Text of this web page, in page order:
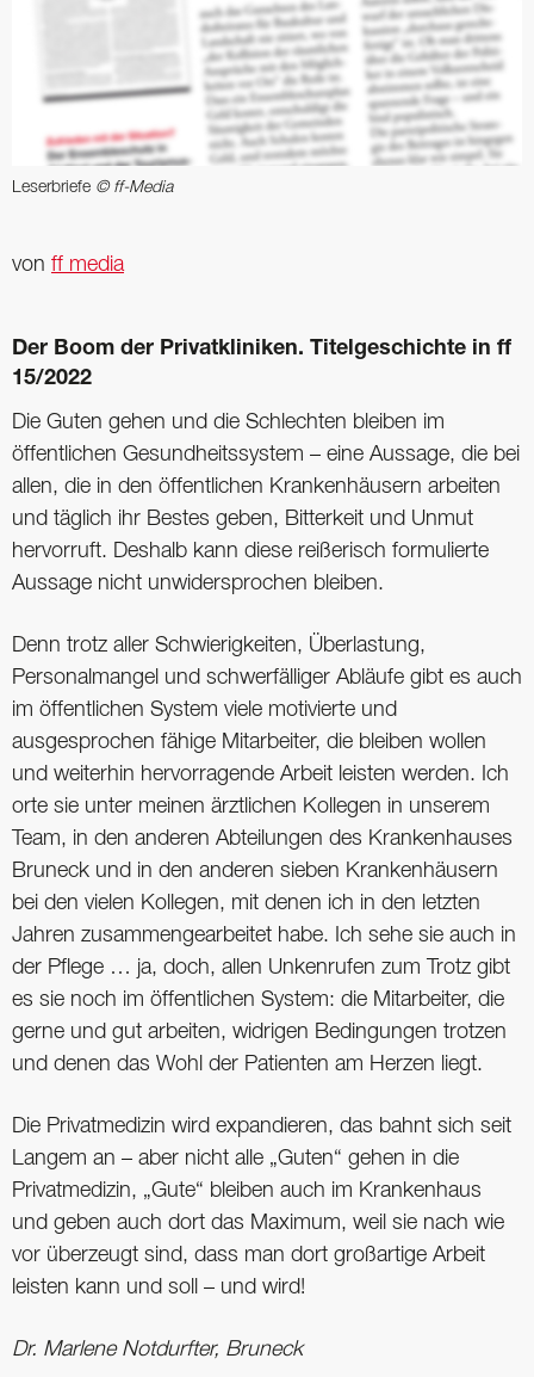
Leserbriefe © ff-Media
von ff media
Der Boom der Privat­kliniken. Titelgeschichte in ff
15/2022
Die Guten gehen und die Schlechten bleiben im
öffentlichen Gesundheitssystem – eine Aussage, die bei
allen, die in den öffentlichen Krankenhäusern arbeiten
und täglich ihr Bestes geben, Bitterkeit und Unmut
hervorruft. Deshalb kann diese reißerisch formulierte
Aussage nicht unwidersprochen bleiben.
Denn trotz aller Schwierigkeiten, Überlastung,
Personalmangel und schwerfälliger Abläufe gibt es auch
im öffentlichen System viele motivierte und
ausgesprochen fähige Mitarbeiter, die bleiben wollen
und weiterhin hervorragende Arbeit leisten werden. Ich
orte sie unter meinen ärztlichen Kollegen in unserem
Team, in den anderen Abteilungen des Krankenhauses
Bruneck und in den anderen sieben Krankenhäusern
bei den vielen Kollegen, mit denen ich in den letzten
Jahren zusammengearbeitet habe. Ich sehe sie auch in
der Pflege … ja, doch, allen Unkenrufen zum Trotz gibt
es sie noch im öffentlichen System: die Mitarbeiter, die
gerne und gut arbeiten, widrigen Bedingungen trotzen
und denen das Wohl der Patienten am Herzen liegt.
Die Privatmedizin wird expandieren, das bahnt sich seit
Langem an – aber nicht alle „Guten“ gehen in die
Privatmedizin, „Gute“ bleiben auch im Krankenhaus
und geben auch dort das Maximum, weil sie nach wie
vor überzeugt sind, dass man dort großartige Arbeit
leisten kann und soll – und wird!
Dr. Marlene Notdurfter, Bruneck